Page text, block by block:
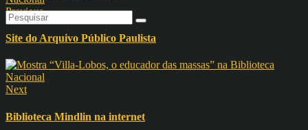
Previous
Site do Arquivo Público Paulista
Next
Biblioteca Mindlin na internet